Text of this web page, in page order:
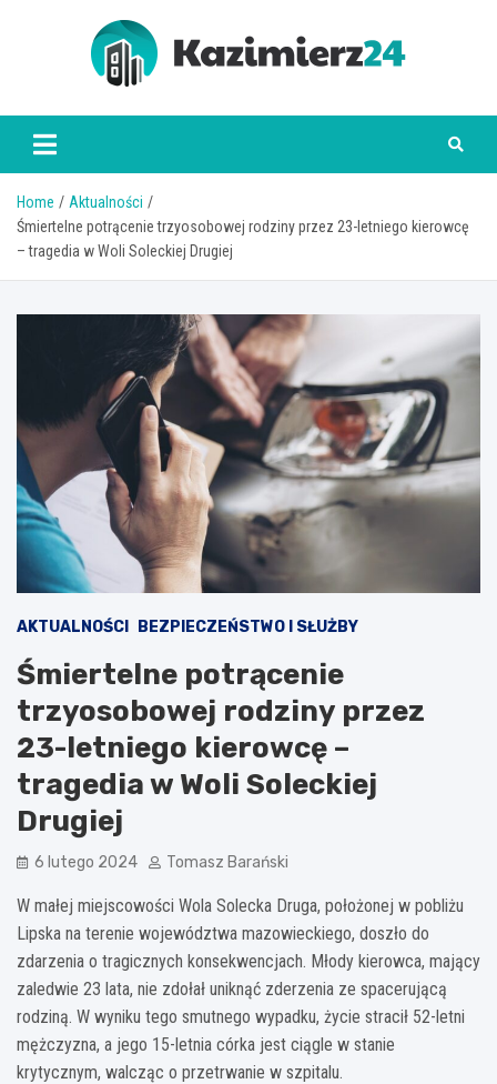
kazimierz24.pl
Home
Aktualności
Śmiertelne potrącenie trzyosobowej rodziny przez 23-letniego kierowcę
– tragedia w Woli Soleckiej Drugiej
AKTUALNOŚCI BEZPIECZEŃSTWO I SŁUŻBY
Śmiertelne potrącenie
trzyosobowej rodziny przez
23-letniego kierowcę –
tragedia w Woli Soleckiej
Drugiej
6 lutego 2024 Tomasz Barański
W małej miejscowości Wola Solecka Druga, położonej w pobliżu
Lipska na terenie województwa mazowieckiego, doszło do
zdarzenia o tragicznych konsekwencjach. Młody kierowca, mający
zaledwie 23 lata, nie zdołał uniknąć zderzenia ze spacerującą
rodziną. W wyniku tego smutnego wypadku, życie stracił 52-letni
mężczyzna, a jego 15-letnia córka jest ciągle w stanie
krytycznym, walcząc o przetrwanie w szpitalu.